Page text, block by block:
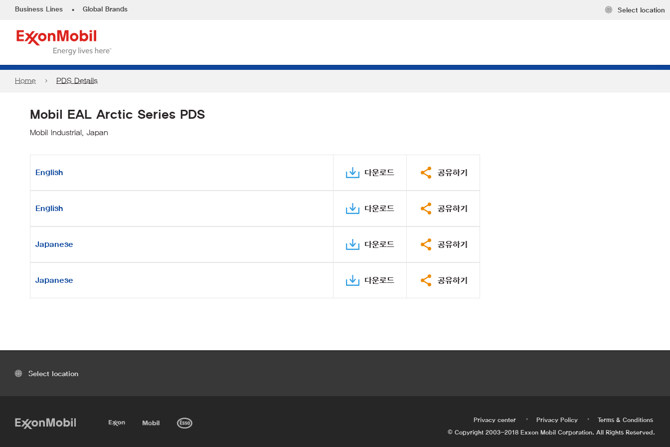
Business Lines • Global Brands Select location
Home PDS Details
Mobil EAL Arctic Series PDS
Mobil Industrial, Japan
English 다운로드 공유하기
English 다운로드 공유하기
Japanese 다운로드 공유하기
Japanese 다운로드 공유하기
Select location
Privacy center • Privacy Policy •
Terms & Conditions
© Copyright 2003-2018 Exxon Mobil Corporation. All Rights Reserved.